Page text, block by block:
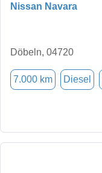
Nissan Navara
Döbeln, 04720
7.000 km Diesel